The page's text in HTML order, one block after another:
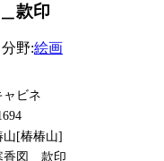
款印
分野:絵画
ャビネ
山[椿椿山]
香図＿款印